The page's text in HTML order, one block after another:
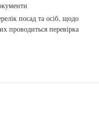
посад та осіб, щодо
проводиться перевірка